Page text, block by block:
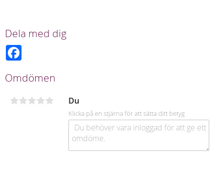
Dela med dig
b
o
k
Omdömen
Du
Klicka på en stjärna för att sätta ditt betyg